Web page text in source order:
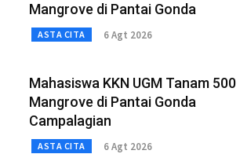
Mangrove di Pantai Gonda
ASTA CITA 6 Agt 2026
Mahasiswa KKN UGM Tanam 500
Mangrove di Pantai Gonda
Campalagian
ASTA CITA 6 Agt 2026